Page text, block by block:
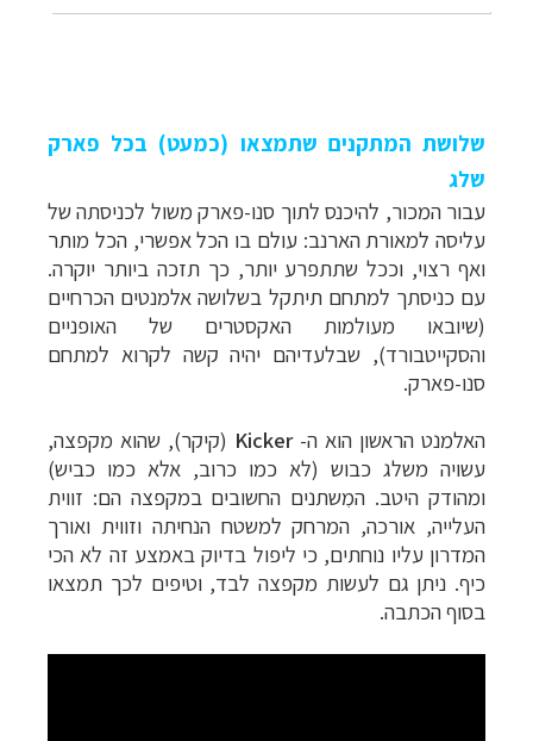
שלושת המתקנים שתמצאו (כמעט) בכל פארק
שלג
עבור המכור, להיכנס לתוך סנו-פארק משול לכניסתה של
עליסה למאורת הארנב: עולם בו הכל אפשרי, הכל מותר
ואף רצוי, וככל שתתפרע יותר, כך תזכה ביותר יוקרה.
עם כניסתך למתחם תיתקל בשלושה אלמנטים הכרחיים
(שיובאו מעולמות האקסטרים של האופניים
והסקייטבורד), שבלעדיהם יהיה קשה לקרוא למתחם
סנו-פארק.
האלמנט הראשון הוא ה-Kicker (קיקר), שהוא מקפצה,
עשויה משלג כבוש (לא כמו כרוב, אלא כמו כביש)
ומהודק היטב. המִשתנים החשובים במקפצה הם: זווית
העלייה, אורכה, המרחק למשטח הנחיתה וזווית ואורך
המדרון עליו נוחתים, כי ליפול בדיוק באמצע זה לא הכי
כיף. ניתן גם לעשות מקפצה לבד, וטיפים לכך תמצאו
בסוף הכתבה.